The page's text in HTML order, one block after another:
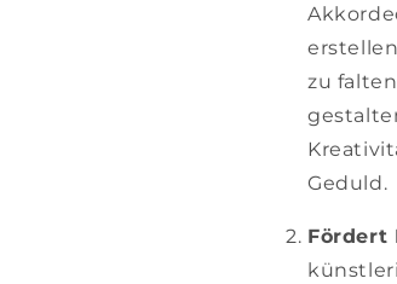
zu
Geduld.
Fördert